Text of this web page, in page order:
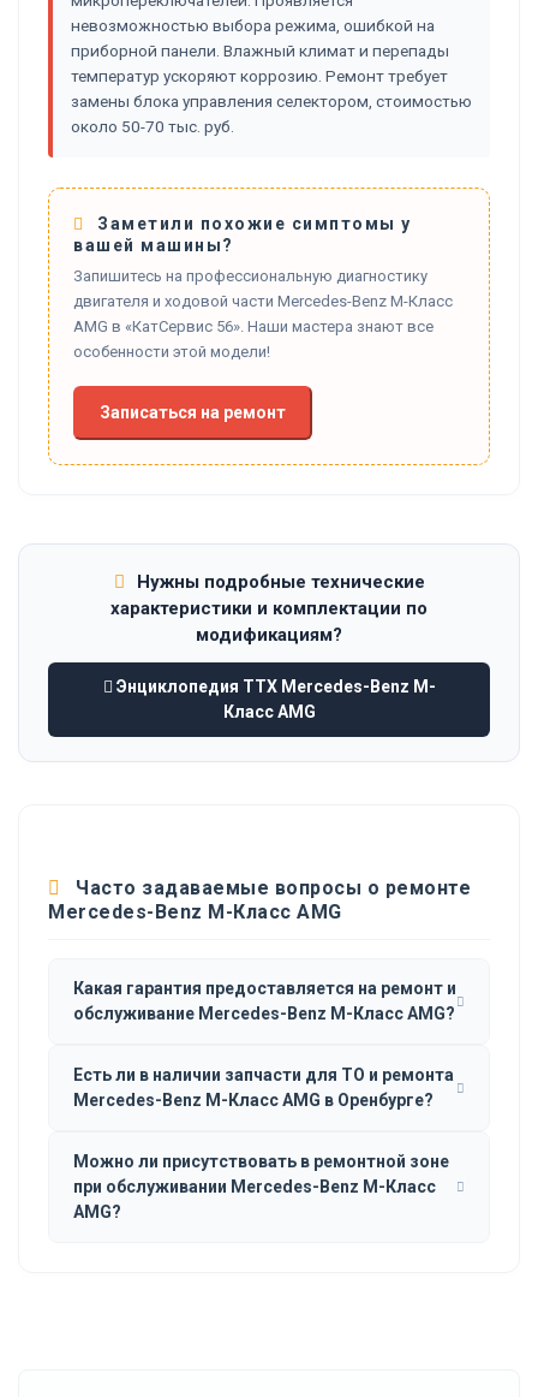
невозможностью выбора режима, ошибкой на
приборной панели. Влажный климат и перепады
температур ускоряют коррозию. Ремонт требует
замены блока управления селектором, стоимостью
около 50-70 тыс. руб.
Заметили похожие симптомы у
вашей машины?
Запишитесь на профессиональную диагностику
двигателя и ходовой части Mercedes-Benz M-Класс
AMG в «КатСервис 56». Наши мастера знают все
особенности этой модели!
Записаться на ремонт
Нужны подробные технические
характеристики и комплектации по
модификациям?
Энциклопедия ТТХ Mercedes-Benz M-
Класс AMG
Часто задаваемые вопросы о ремонте
Mercedes-Benz M-Класс AMG
Какая гарантия предоставляется на ремонт и
обслуживание Mercedes-Benz M-Класс AMG?
Есть ли в наличии запчасти для ТО и ремонта
Mercedes-Benz M-Класс AMG в Оренбурге?
Можно ли присутствовать в ремонтной зоне
при обслуживании Mercedes-Benz M-Класс
AMG?